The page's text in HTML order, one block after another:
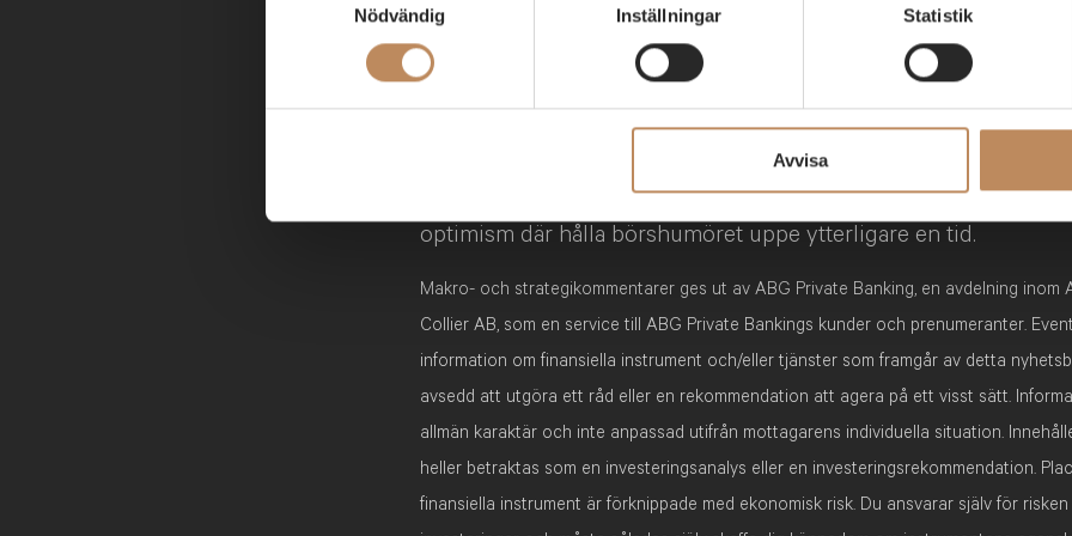
ytterligare frågor kring ABGSC AB:s behandling av dina personuppgifter, vänligen kontakta
dataprotection@abgsc.com
Nödvändig
Inställningar Statistik
Avvisa
Vad blir viktigast att hålla ögonen på den närmaste tiden?
– Centralbanksbeskeden i veckan kan bli avgörande för
På onsdag väntas Fed sänka räntan igen, medan ECB på torsdag
står still – och marknaden lär väga orden på guldvåg. Samtidigt
de fem stora amerikanska techjättarna, vilket kan sätta tonen för
året. Och med toppmötet mellan Trump och Xi i sikte kan en
optimism där hålla börshumöret uppe ytterligare en tid.
Makro- och strategikommentarer ges ut av ABG Private Banking, en avdelning inom
Collier AB, som en service till ABG Private Bankings kunder och prenumeranter.
information om finansiella instrument och/eller tjänster som framgår av detta
avsedd att utgöra ett råd eller en rekommendation att agera på ett visst sätt.
allmän karaktär och inte anpassad utifrån mottagarens individuella situation.
heller betraktas som en investeringsanalys eller en investeringsrekommendation.
finansiella instrument är förknippade med ekonomisk risk. Du ansvarar själv för risken